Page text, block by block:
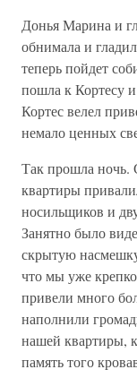
Донья Марина и
обнимала и
теперь пойдет
пошла к Кортесу и
Кортес велел
немало ценных
Так прошла ночь.
квартиры
носильщиков и
Занятно было
скрытую
что мы уже
привели много
наполнили
нашей квартиры,
память того